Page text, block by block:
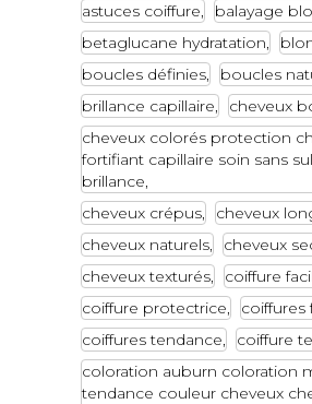
astuces coiffure
balayage
betaglucane hydratation
boucles définies
boucles
brillance capillaire
cheveux
cheveux colorés protection
fortifiant capillaire soin sans
brillance
cheveux crépus
cheveux
cheveux naturels
cheveux
cheveux texturés
coiffure
coiffure protectrice
coiffures
coiffures tendance
coiffure
coloration auburn coloration
tendance couleur cheveux